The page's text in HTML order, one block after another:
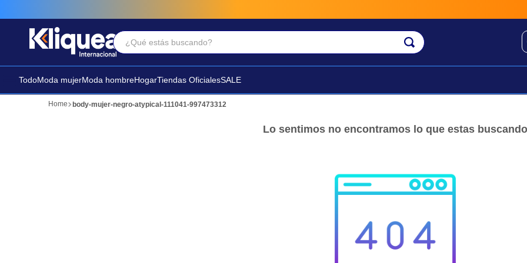
¿Qué estás buscando?
TodoModa mujerModa hombreHogarTiendas OficialesSALE
body-mujer-negro-atypical-111041-997473312
Lo sentimos no encontramos lo que estas buscando
Términos Más Buscados
2. futbol